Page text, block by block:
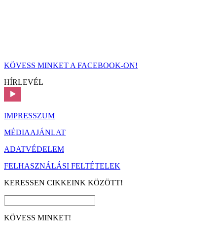
KÖVESS MINKET A FACEBOOK-ON!
HÍRLEVÉL
IMPRESSZUM
MÉDIAAJÁNLAT
ADATVÉDELEM
FELHASZNÁLÁSI FELTÉTELEK
KERESSEN CIKKEINK KÖZÖTT!
KÖVESS MINKET!